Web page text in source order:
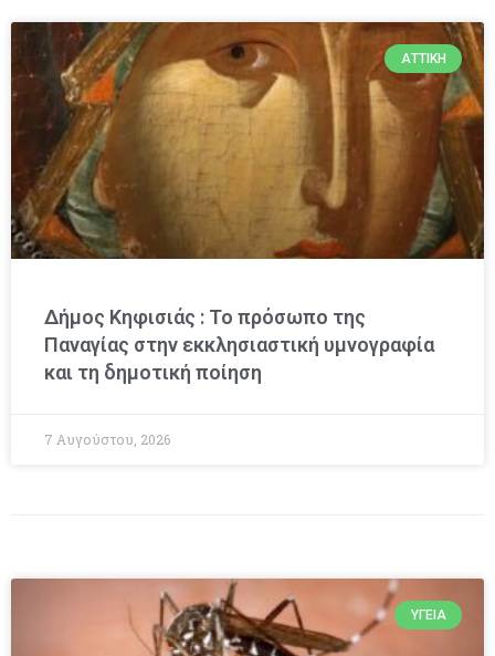
ΑΤΤΙΚΉ
Δήμος Κηφισιάς : Το πρόσωπο της
Παναγίας στην εκκλησιαστική υμνογραφία
και τη δημοτική ποίηση
7 Αυγούστου, 2026
ΥΓΕΊΑ